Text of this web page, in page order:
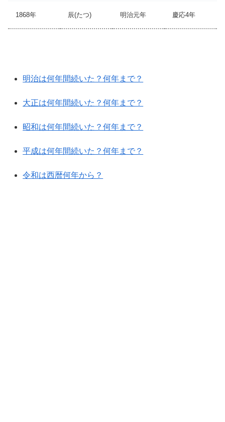
1868年 辰(たつ) 明治元年 慶応4年
明治は何年間続いた？何年まで？
大正は何年間続いた？何年まで？
昭和は何年間続いた？何年まで？
平成は何年間続いた？何年まで？
令和は西暦何年から？